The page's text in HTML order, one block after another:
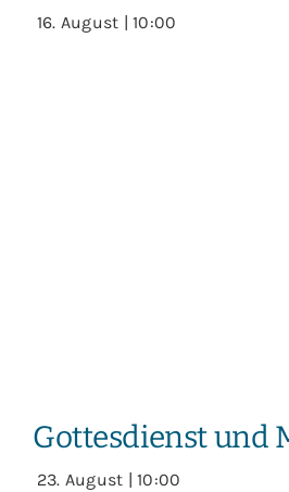
16. August | 10:00
Gottesdienst und
23. August | 10:00